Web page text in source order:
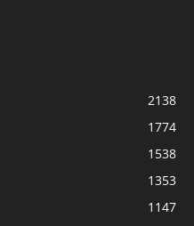
2138
1774
1538
1353
1147